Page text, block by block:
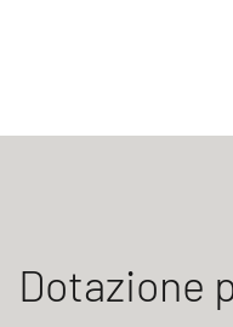
Dotazione